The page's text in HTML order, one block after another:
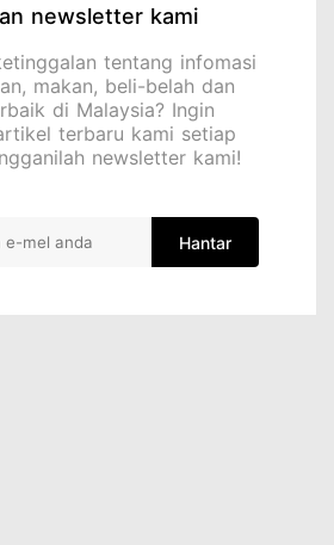
newsletter kami
tentang infomasi
makan, beli-belah dan
di Malaysia? Ingin
terbaru kami setiap
newsletter kami!
Hantar